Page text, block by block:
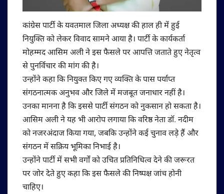
कांग्रेस पार्टी के यवतमाल जिला अध्यक्ष की हाल ही में हुई
नियुक्ति को लेकर विवाद सामने आया है। पार्टी के कार्यकर्ता
मोहम्मद आसिम अली ने इस फैसले पर आपत्ति जताते हुए नेतृत्व
से पुनर्विचार की मांग की है।
उन्होंने कहा कि नियुक्त किए गए व्यक्ति के पास पर्याप्त
संगठनात्मक अनुभव और जिले में मजबूत जनाधार नहीं है।
उनका मानना है कि इससे पार्टी संगठन को नुकसान हो सकता है।
आसिम अली ने यह भी आरोप लगाया कि वरिष्ठ नेता डॉ. नदीम
को नजरअंदाज किया गया, जबकि उन्होंने कई चुनाव लड़े हैं और
संगठन में सक्रिय भूमिका निभाई है।
उन्होंने पार्टी में सभी वर्गों को उचित प्रतिनिधित्व देने की जरूरत
पर जोर देते हुए कहा कि इस फैसले की निष्पक्ष जांच होनी
चाहिए।